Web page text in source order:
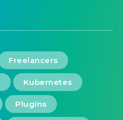
Freelancers
Kubernetes
Plugins